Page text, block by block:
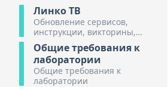
Линко ТВ
Обновление сервисов,
инструкции, викторины,
обзоры предстоящих
мероприятий.
Общие требования к
лаборатории
Общие требования к
лаборатории